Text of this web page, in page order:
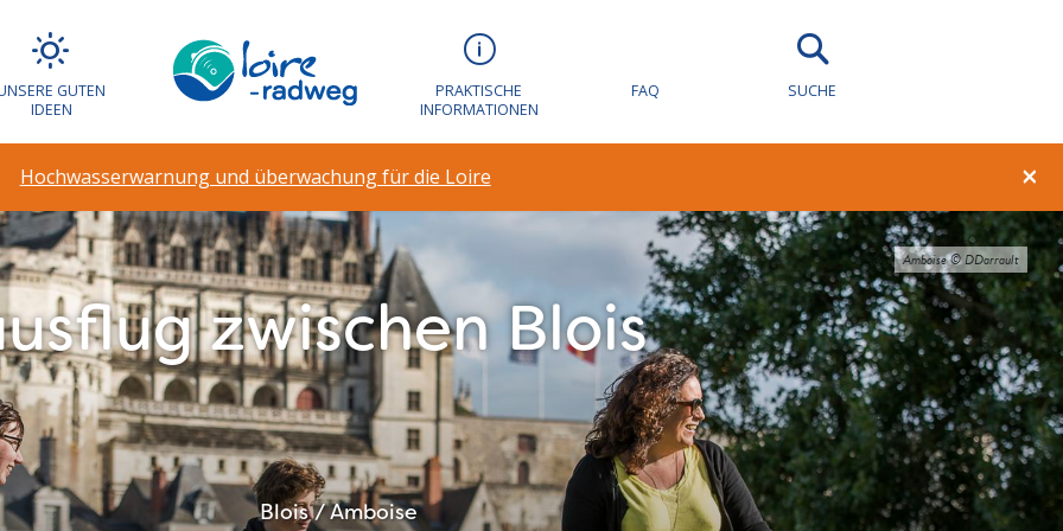
GUTEN
IDEEN
PRAKTISCHE
INFORMATIONEN
FAQ SUCHE
×
Hochwasserwarnung und überwachung für die Loire
zwischen Blois
Blois / Amboise
Blois_E.Vandenbroucque_CRT Centre-Val de Loire
Amboise © DDarrault